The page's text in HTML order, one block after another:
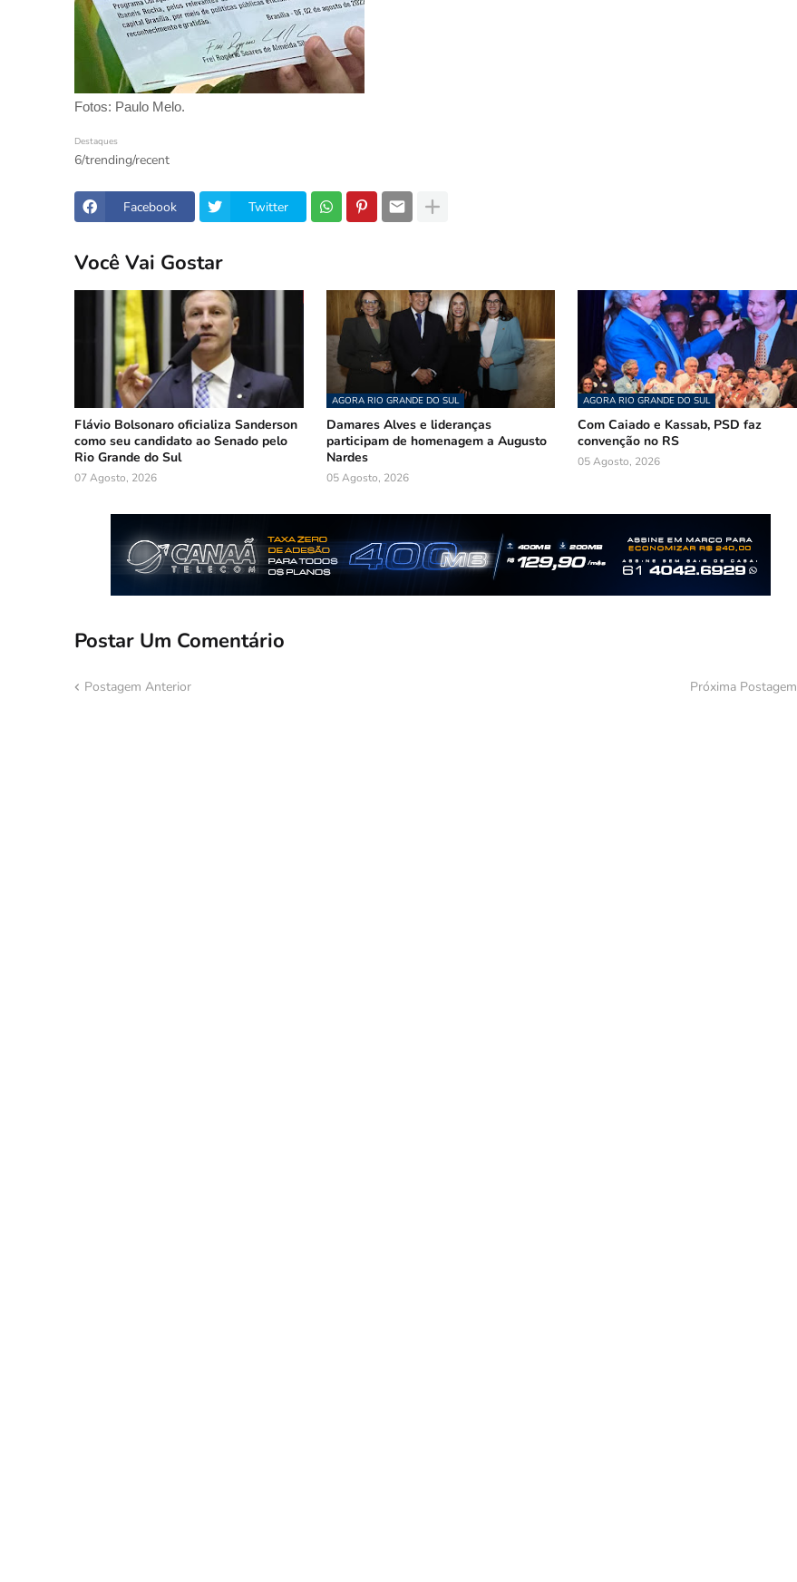
Fotos: Paulo Melo.
Destaques
6/trending/recent
Facebook Twitter
Você Vai Gostar
Flávio Bolsonaro oficializa Sanderson
como seu candidato ao Senado pelo
Rio Grande do Sul
07 Agosto, 2026
AGORA RIO GRANDE DO SUL
Damares Alves e lideranças
participam de homenagem a Augusto
Nardes
05 Agosto, 2026
AGORA RIO GRANDE DO SUL
Com Caiado e Kassab, PSD faz
convenção no RS
05 Agosto, 2026
Postar Um Comentário
Postagem Anterior Próxima Postagem